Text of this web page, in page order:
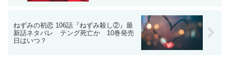
ねずみの初恋 106話『ねずみ殺し②』最
新話ネタバレ テング死亡か 10巻発売
日はいつ？